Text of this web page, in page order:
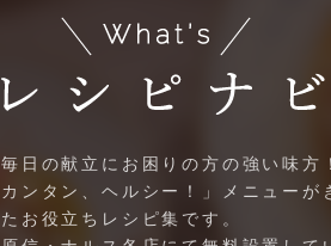
毎日の献立にお困りの方の強い味方
カンタン、ヘルシー！」メニューが
たお役立ちレシピ集です。